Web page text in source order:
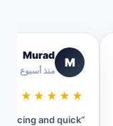
M
Murad
منذ أسبوع
★★★★★
pricing and quick